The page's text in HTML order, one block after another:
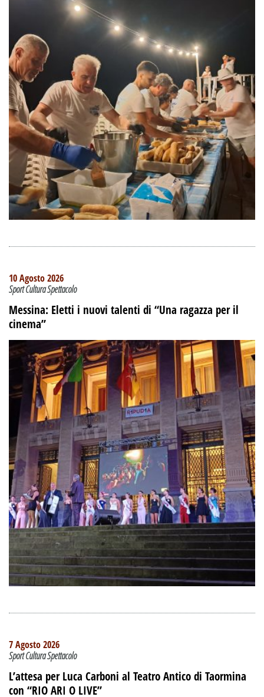
10 Agosto 2026
Sport Cultura Spettacolo
Messina: Eletti i nuovi talenti di “Una ragazza per il
cinema”
7 Agosto 2026
Sport Cultura Spettacolo
L’attesa per Luca Carboni al Teatro Antico di Taormina
con “RIO ARI O LIVE”